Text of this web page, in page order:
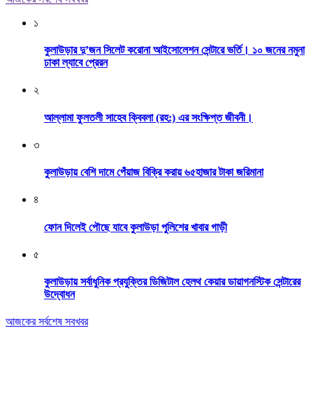
১
কুলাউড়ার দু’জন সিলেট করোনা আইসোলেশন সেন্টারে ভর্তি। ১০ জনের নমুনা
ঢাকা ল্যাবে প্রেরন
২
আল্লামা ফুলতলী সাহেব ক্বিবলা (রহ:) এর সংক্ষিপ্ত জীবনী।
৩
কুলাউড়ায় বেশি দামে পেঁয়াজ বিক্রি করায় ৬৫হাজার টাকা জরিমানা
৪
ফোন দিলেই পৌছে যাবে কুলাউড়া পুলিশের খাবার গাড়ী
৫
কুলাউড়ায় সর্বাধুনিক প্রযুক্তির ডিজিটাল হেলথ কেয়ার ডায়াগনস্টিক সেন্টারের
উদ্বোধন
আজকের সর্বশেষ সবখবর